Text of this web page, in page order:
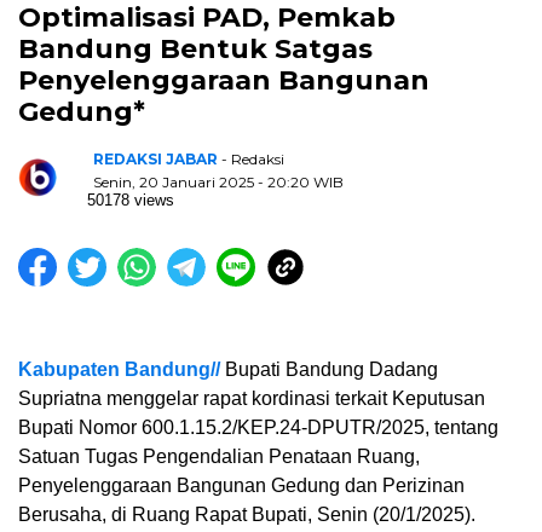
Optimalisasi PAD, Pemkab
Bandung Bentuk Satgas
Penyelenggaraan Bangunan
Gedung*
REDAKSI JABAR - Redaksi
Senin, 20 Januari 2025 - 20:20 WIB
50178 views
Kabupaten Bandung//Bupati Bandung Dadang
Supriatna menggelar rapat kordinasi terkait Keputusan
Bupati Nomor 600.1.15.2/KEP.24-DPUTR/2025, tentang
Satuan Tugas Pengendalian Penataan Ruang,
Penyelenggaraan Bangunan Gedung dan Perizinan
Berusaha, di Ruang Rapat Bupati, Senin (20/1/2025).